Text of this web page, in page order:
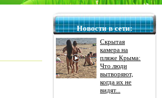
Новости в сети:
Скрытая
камера на
пляже Крыма:
Что люди
вытворяют,
когда их не
видят...